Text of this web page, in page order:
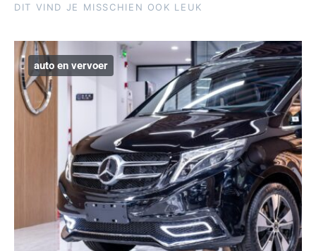
DIT VIND JE MISSCHIEN OOK LEUK
auto en vervoer